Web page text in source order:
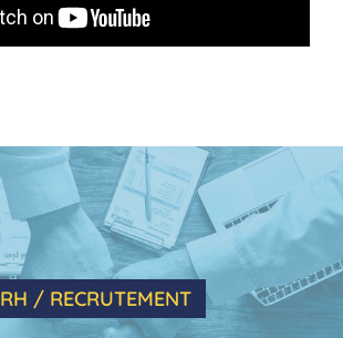
RH / RECRUTEMENT